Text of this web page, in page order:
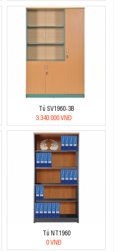
Tủ SV1960-3B
3.340.000 VNĐ
Tủ NT1960
0 VNĐ